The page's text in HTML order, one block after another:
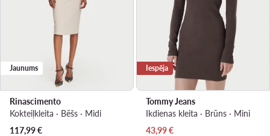
Jaunums
Rinascimento
Kokteiļkleita · Bēšs · Midi
117,99€
Iespēja
Tommy Jeans
Ikdienas kleita · Brūns · Mini
Pašreizējā cena
43,99€